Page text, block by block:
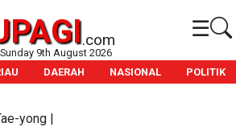
.com ☰
Sunday 9th August 2026
DAERAH NASIONAL POLITIK
yong |